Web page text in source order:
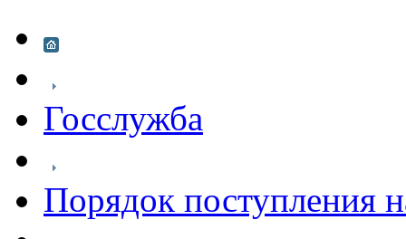
Госслужба
Порядок поступления